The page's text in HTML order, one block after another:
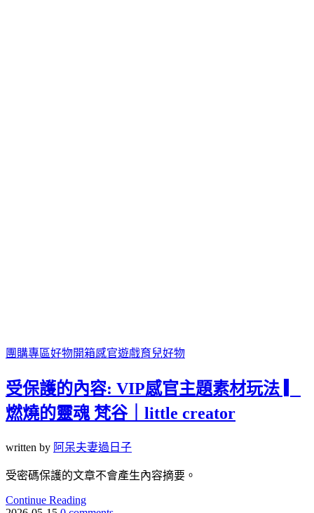
團購專區好物開箱感官遊戲育兒好物
受保護的內容: VIP感官主題素材玩法 ▎
燃燒的靈魂 梵谷｜little creator
written by 阿呆夫妻過日子
受密碼保護的文章不會產生內容摘要。
Continue Reading